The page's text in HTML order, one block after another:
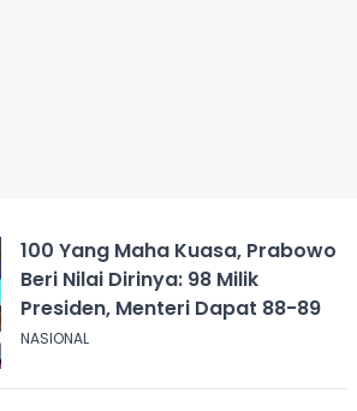
100 Yang Maha Kuasa, Prabowo
Beri Nilai Dirinya: 98 Milik
Presiden, Menteri Dapat 88-89
NASIONAL